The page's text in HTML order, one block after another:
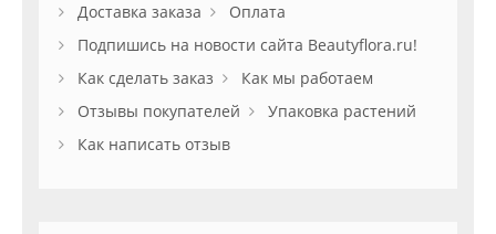
Доставка заказа
Оплата
Подпишись на новости сайта Beautyflora.ru!
Как сделать заказ
Как мы работаем
Отзывы покупателей
Упаковка растений
Как написать отзыв